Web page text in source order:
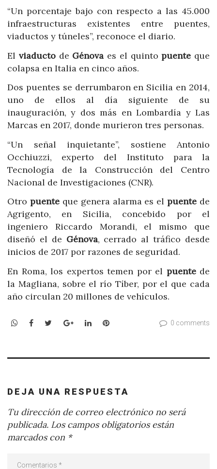
“Un porcentaje bajo con respecto a las 45.000
infraestructuras existentes entre puentes,
viaductos y túneles”, reconoce el diario.
El viaductode Génova es el quintopuente que
colapsa en Italia en cinco años.
Dos puentes se derrumbaron en Sicilia en 2014,
uno de ellos al día siguiente de su
inauguración, y dos más en Lombardía y Las
Marcas en 2017, donde murieron tres personas.
“Un señal inquietante”, sostiene Antonio
Occhiuzzi, experto del Instituto para la
Tecnología de la Construcción del Centro
Nacional de Investigaciones (CNR).
Otro puenteque genera alarma es elpuente de
Agrigento, en Sicilia, concebido por el
ingeniero Riccardo Morandi, el mismo que
diseñó el de Génova, cerrado al tráfico desde
inicios de 2017 por razones de seguridad.
En Roma, los expertos temen por el puentede
la Magliana, sobre el río Tíber, por el que cada
año circulan 20 millones de vehículos.
WhatsApp
Facebook
TwitterGoogle+LinkedInPinterest 0 comments
DEJA UNA RESPUESTA
Tu dirección de correo electrónico no será
publicada. Los campos obligatorios están
marcados con *